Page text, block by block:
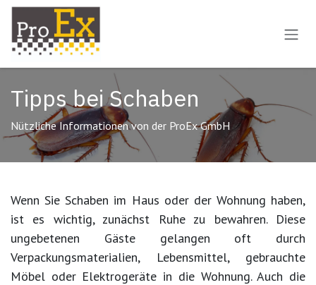
Zum Inhalt springen
Tipps bei Schaben
Nützliche Informationen von der ProEx GmbH
Wenn Sie Schaben im Haus oder der Wohnung haben,
ist es wichtig, zunächst Ruhe zu bewahren. Diese
ungebetenen Gäste gelangen oft durch
Verpackungsmaterialien, Lebensmittel, gebrauchte
Möbel oder Elektrogeräte in die Wohnung. Auch die